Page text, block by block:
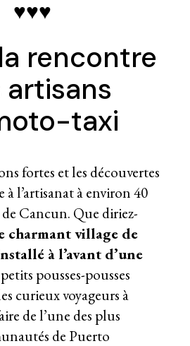
♥♥♥
rencontre
artisans
taxi
fortes et les découvertes
à l’artisanat à environ 40
Cancun. Que diriez-
charmant village de
à l’avant d’une
pousses-pousses
curieux voyageurs à
de l’une des plus
de Puerto